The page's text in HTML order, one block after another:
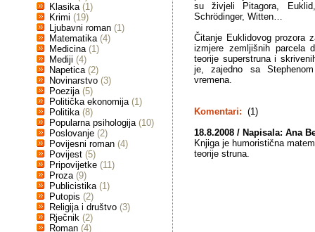
Klasika (1)
Krimi (19)
Ljubavni roman (1)
Matematika (4)
Medicina (1)
Mediji (4)
Napetica (2)
Novinarstvo (3)
Poezija (5)
Politička ekonomija (1)
Politika (8)
Popularna psihologija (10)
Poslovanje (2)
Povijesni roman (4)
Povijest (5)
Pripovijetke (11)
Proza (9)
Publicistika (1)
Putopis (2)
Religija i društvo (3)
Rječnik (2)
Roman (4)
su živjeli Pitagora,
Schrödinger, Witten…
Čitanje Euklidovog prozora
izmjere zemljišnih parcela
teorije superstruna i
je, zajedno sa
vremena.
Komentari: (1)
18.8.2008 / Napisala: Ana
Knjiga je humoristična
teorije struna.